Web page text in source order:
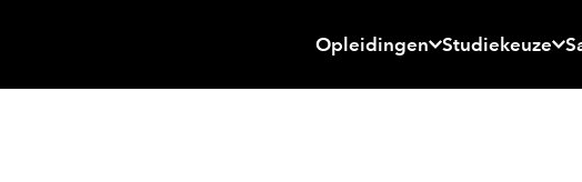
Opleidingen Studiekeuze